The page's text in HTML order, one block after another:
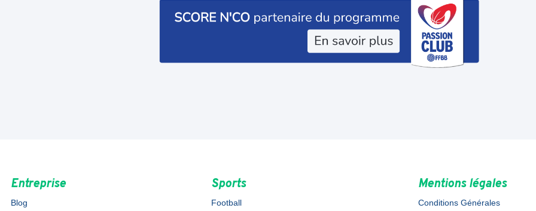
Entreprise
Blog
Sports
Football
Mentions légales
Conditions Générales